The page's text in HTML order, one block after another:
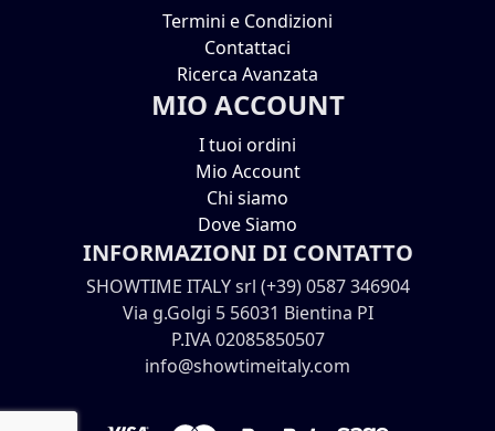
Termini e Condizioni
Contattaci
Ricerca Avanzata
MIO ACCOUNT
I tuoi ordini
Mio Account
Chi siamo
Dove Siamo
INFORMAZIONI DI CONTATTO
SHOWTIME ITALY srl (+39) 0587 346904
Via g.Golgi 5 56031 Bientina PI
P.IVA 02085850507
info@showtimeitaly.com